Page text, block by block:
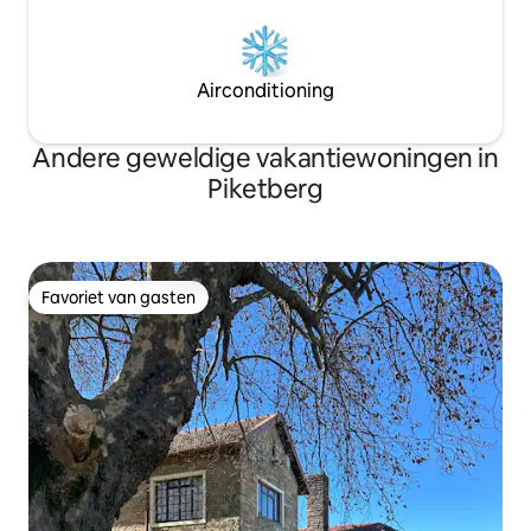
Airconditioning
Andere geweldige vakantiewoningen in
Piketberg
Favoriet van gasten
Favoriet van gasten